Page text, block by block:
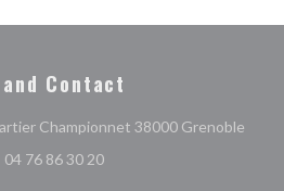
and Contact
Championnet 38000 Grenoble
04 76 86 30 20